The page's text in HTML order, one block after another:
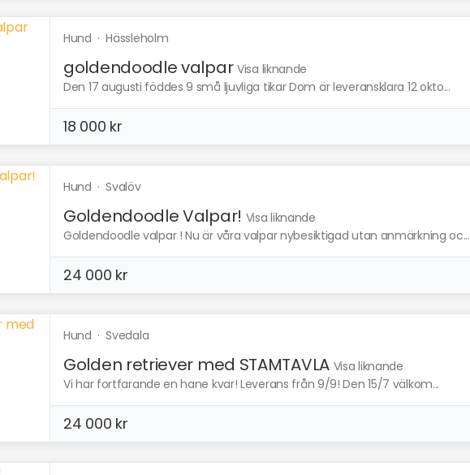
Hund ·Hässleholm
goldendoodle valpar Visa liknande
Den 17 augusti föddes 9 små ljuvliga tikar Dom är leveransklara 12 okto...
18 000 kr
Hund ·Svalöv
Goldendoodle Valpar! Visa liknande
Goldendoodle valpar ! Nu är våra valpar nybesiktigad utan anmärkning oc...
24 000 kr
Hund ·Svedala
Golden retriever med STAMTAVLA Visa liknande
Vi har fortfarande en hane kvar! Leverans från 9/9! Den 15/7 välkom...
24 000 kr